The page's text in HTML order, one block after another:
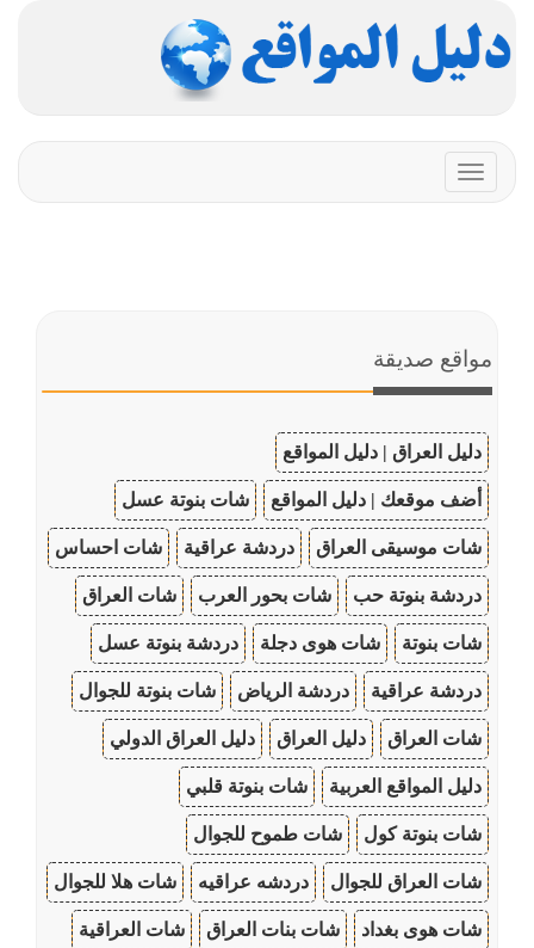
Toggle
navigation
مواقع صديقة
دليل العراق | دليل المواقع
أضف موقعك | دليل المواقع شات بنوتة عسل
شات موسيقى العراق دردشة عراقية شات احساس
دردشة بنوتة حب شات بحور العرب شات العراق
شات بنوتة شات هوى دجلة دردشة بنوتة عسل
دردشة عراقية دردشة الرياض شات بنوتة للجوال
شات العراق دليل العراق دليل العراق الدولي
دليل المواقع العربية شات بنوتة قلبي
شات بنوتة كول شات طموح للجوال
شات العراق للجوال دردشه عراقيه شات هلا للجوال
شات هوى بغداد شات بنات العراق شات العراقية